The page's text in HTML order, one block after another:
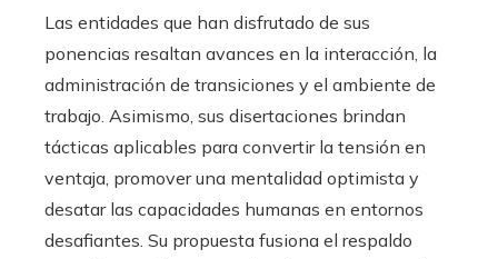
Las entidades que han disfrutado de sus
ponencias resaltan avances en la interacción, la
administración de transiciones y el ambiente de
trabajo. Asimismo, sus disertaciones brindan
tácticas aplicables para convertir la tensión en
ventaja, promover una mentalidad optimista y
desatar las capacidades humanas en entornos
desafiantes. Su propuesta fusiona el respaldo